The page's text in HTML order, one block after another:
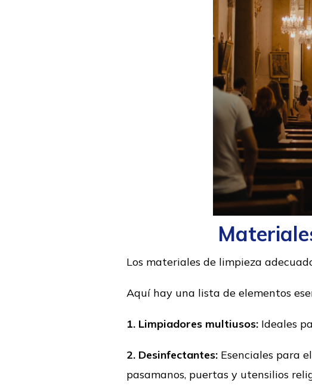
Los materiales de limpieza
Aquí hay una lista de elementos
1. Limpiadores multiusos: Ideales
2. Desinfectantes: Esenciales para
pasamanos, puertas y utensilios